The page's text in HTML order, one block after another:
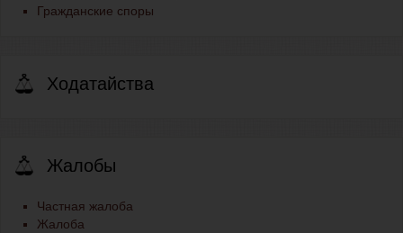
Гражданские споры
Ходатайства
Жалобы
Частная жалоба
Жалоба